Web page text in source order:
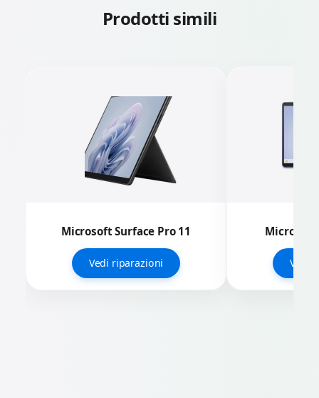
Prodotti simili
Microsoft Surface Pro 11
Vedi riparazioni
Microsoft
Vedi